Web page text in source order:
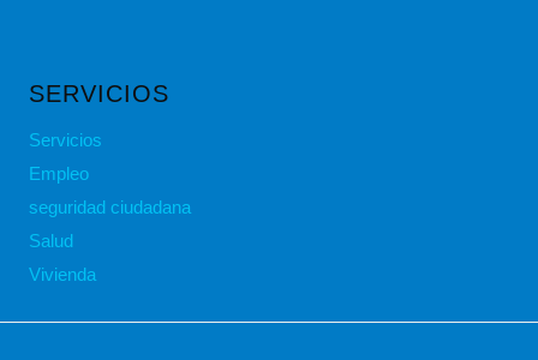
SERVICIOS
Servicios
Empleo
seguridad ciudadana
Salud
Vivienda